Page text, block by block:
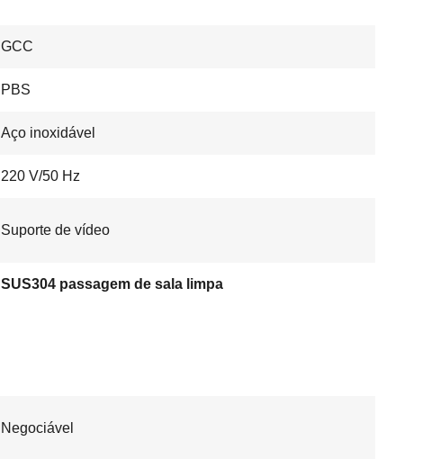
GCC
PBS
Aço inoxidável
220 V/50 Hz
Suporte de vídeo
SUS304 passagem de sala limpa
Negociável